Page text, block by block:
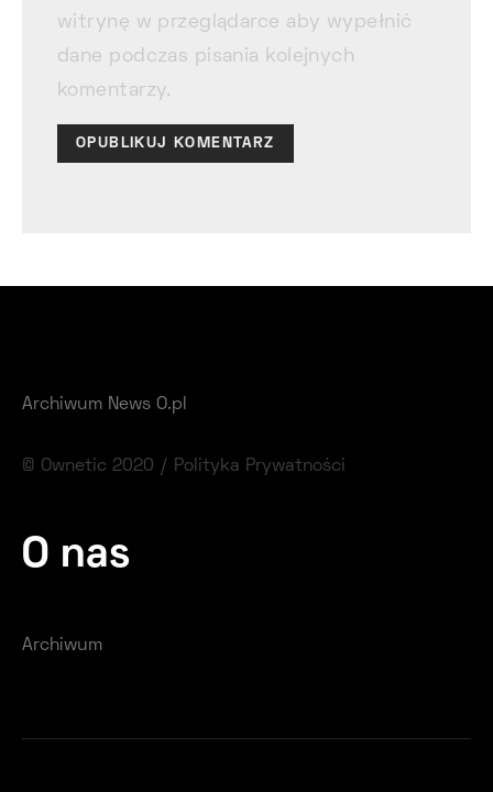
witrynę w przeglądarce aby wypełnić
dane podczas pisania kolejnych
komentarzy.
Archiwum News O.pl
© Ownetic 2020 / Polityka Prywatności
O nas
Archiwum